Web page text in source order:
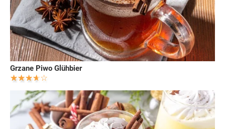
Grzane Piwo Glühbier